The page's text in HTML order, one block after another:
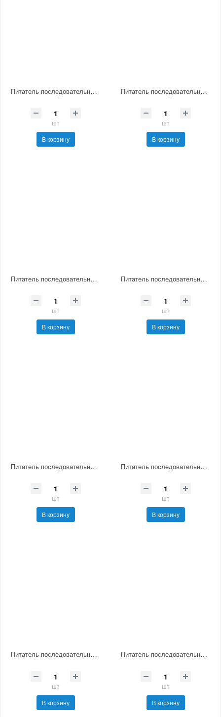
Питатель последовательный смазочный МИК-6
шт
В корзину
Питатель последовательный смазочный МИК-7
шт
В корзину
Питатель последовательный смазочный МИ0-3
шт
В корзину
Питатель последовательный смазочный МИ0-4
шт
В корзину
Питатель последовательный смазочный МИ0-5
шт
В корзину
Питатель последовательный смазочный МИ0-6
шт
В корзину
Питатель последовательный смазочный МИ0-7
шт
В корзину
Питатель последовательный смазочный МИ-3
шт
В корзину